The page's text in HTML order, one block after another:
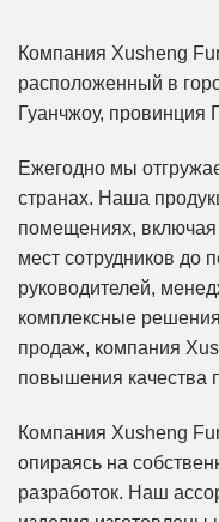
Компания Xusheng
расположенный в
Гуанчжоу, провинция
Ежегодно мы
странах. Наша
помещениях, включая
мест сотрудников до
руководителей,
комплексные
продаж, компания
повышения качества
Компания Xusheng
опираясь на
разработок. Наш